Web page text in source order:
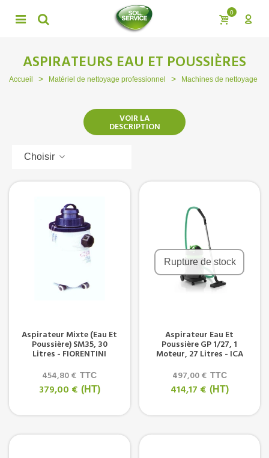
0
ASPIRATEURS EAU ET POUSSIÈRES
Accueil > Matériel de nettoyage professionnel > Machines de nettoyage
VOIR LA
DESCRIPTION
Choisir
Aspirateur Mixte (eau Et
Poussière) SM35, 30
Litres - FIORENTINI
454,80 € TTC
379,00 € (HT)
Rupture de stock
Aspirateur Eau Et
Poussière GP 1/27, 1
Moteur, 27 Litres - ICA
497,00 € TTC
414,17 € (HT)